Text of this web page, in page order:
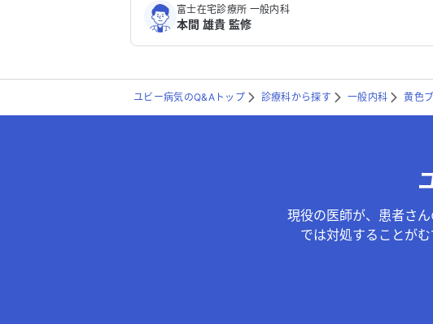
富士在宅診療所 一般内科
本間 雄貴 監修
ユビー病気のQ&Aトップ 診療科から探す 一般内科 黄色
現役の医師が、患者さ
では対処することが